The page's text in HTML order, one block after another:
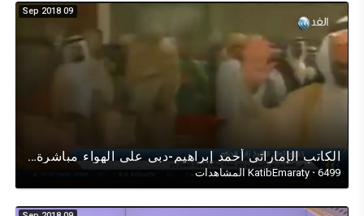
09 Sep 2018
الكاتب الإماراتي أحمد إبراهيم-دبي على الهواء مباشرة لقناة الغد في حوار وطني عن مئوية عيد جلوس زايد
KatibEmaraty·6499 المشاهدات